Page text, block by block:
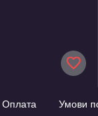
Оплата Умови